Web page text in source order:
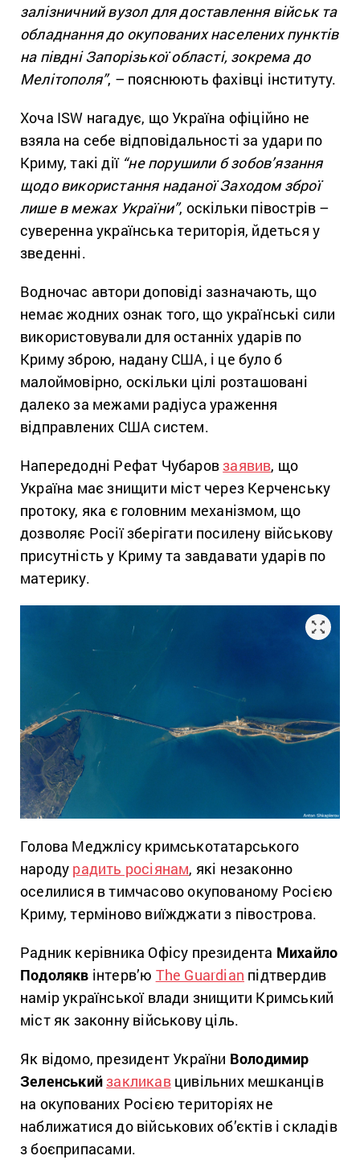
залізничний вузол для доставлення військ та
обладнання до окупованих населених пунктів
на півдні Запорізької області, зокрема до
Мелітополя”, – пояснюють фахівці інституту.
Хоча ISW нагадує, що Україна офіційно не
взяла на себе відповідальності за удари по
Криму, такі дії“не порушили б зобов’язання
щодо використання наданої Заходом зброї
лише в межах України”, оскільки півострів –
суверенна українська територія, йдеться у
зведенні.
Водночас автори доповіді зазначають, що
немає жодних ознак того, що українські сили
використовували для останніх ударів по
Криму зброю, надану США, і це було б
малоймовірно, оскільки цілі розташовані
далеко за межами радіуса ураження
відправлених США систем.
Напередодні Рефат Чубаровзаявив, що
Україна має знищити міст через Керченську
протоку, яка є головним механізмом, що
дозволяє Росії зберігати посилену військову
присутність у Криму та завдавати ударів по
материку.
Голова Меджлісу кримськотатарського
народу радить росіянам, які незаконно
оселилися в тимчасово окупованому Росією
Криму, терміново виїжджати з півострова.
Радник керівника Офісу президента Михайло
Подолякв інтерв’ю The Guardian підтвердив
намір української влади знищити Кримський
міст як законну військову ціль.
Як відомо, президент України Володимир
Зеленськийзакликавцивільних мешканців
на окупованих Росією територіях не
наближатися до військових об’єктів і складів
з боєприпасами.